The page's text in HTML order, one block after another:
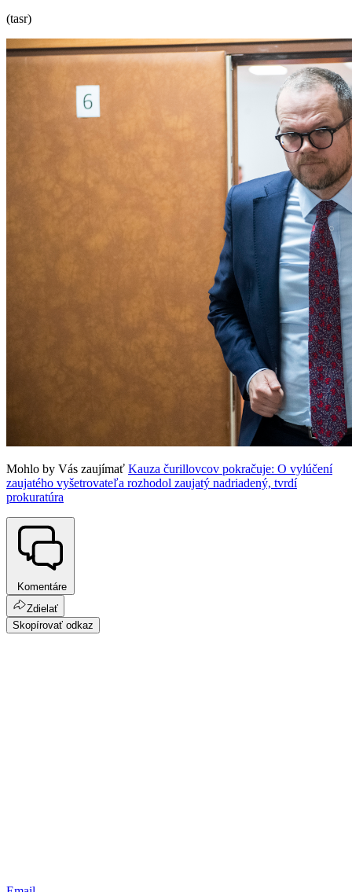
(tasr)
Mohlo by Vás zaujímať Kauza čurillovcov pokračuje: O vylúčení
zaujatého vyšetrovateľa rozhodol zaujatý nadriadený, tvrdí
prokuratúra
Komentáre
Zdielať
Skopírovať odkaz